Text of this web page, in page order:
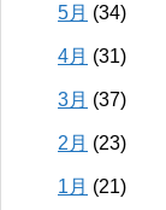
5月 (34)
4月 (31)
3月 (37)
2月 (23)
1月 (21)